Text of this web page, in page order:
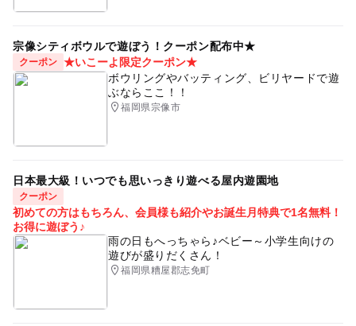
宗像シティボウルで遊ぼう！クーポン配布中★
クーポン ★いこーよ限定クーポン★
ボウリングやバッティング、ビリヤードで遊
ぶならここ！！
福岡県宗像市
日本最大級！いつでも思いっきり遊べる屋内遊園地
クーポン
初めての方はもちろん、会員様も紹介やお誕生月特典で1名無料！
お得に遊ぼう♪
雨の日もへっちゃら♪ベビー～小学生向けの
遊びが盛りだくさん！
福岡県糟屋郡志免町